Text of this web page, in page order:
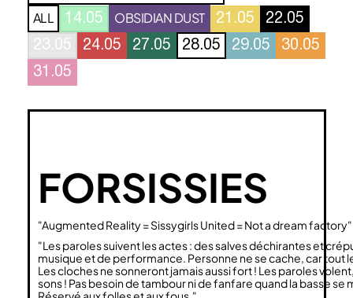
ALL 14.05 OBSIDIAN DUST 21.05
22.05
23.05
24.05 27.05 28.05 29.05
30.05
31.05
FORSISSIES
"Augmented Reality = Sissygirls United = Not a dream factory"
"Les paroles suivent les actes : des salves déchirantes et
musique et de performance. Personne ne se cache, car
Les cloches ne sonneront jamais aussi fort ! Les paroles
sons ! Pas besoin de tambour ni de fanfare quand la basse